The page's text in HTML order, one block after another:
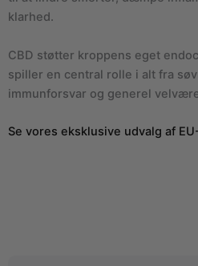
klarhed.
CBD støtter kroppens eget
spiller en central rolle i alt fra
immunforsvar og generel
Se vores eksklusive udvalg af